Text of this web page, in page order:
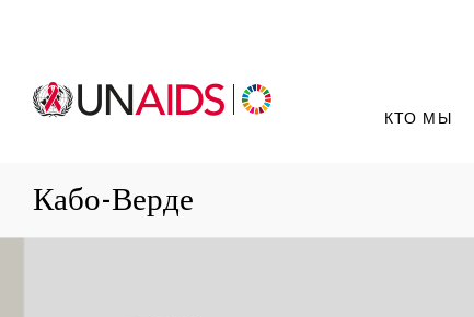
КТО МЫ
Кабо-Верде